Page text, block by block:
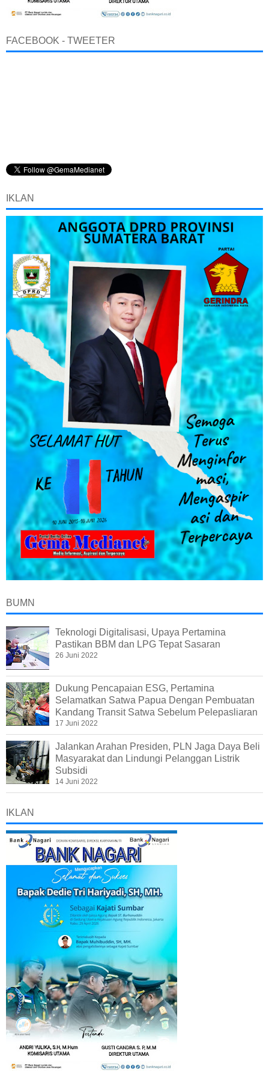
FACEBOOK - TWEETER
IKLAN
BUMN
Teknologi Digitalisasi, Upaya Pertamina
Pastikan BBM dan LPG Tepat Sasaran
26 Juni 2022
Dukung Pencapaian ESG, Pertamina
Selamatkan Satwa Papua Dengan Pembuatan
Kandang Transit Satwa Sebelum Pelepasliaran
17 Juni 2022
Jalankan Arahan Presiden, PLN Jaga Daya Beli
Masyarakat dan Lindungi Pelanggan Listrik
Subsidi
14 Juni 2022
IKLAN